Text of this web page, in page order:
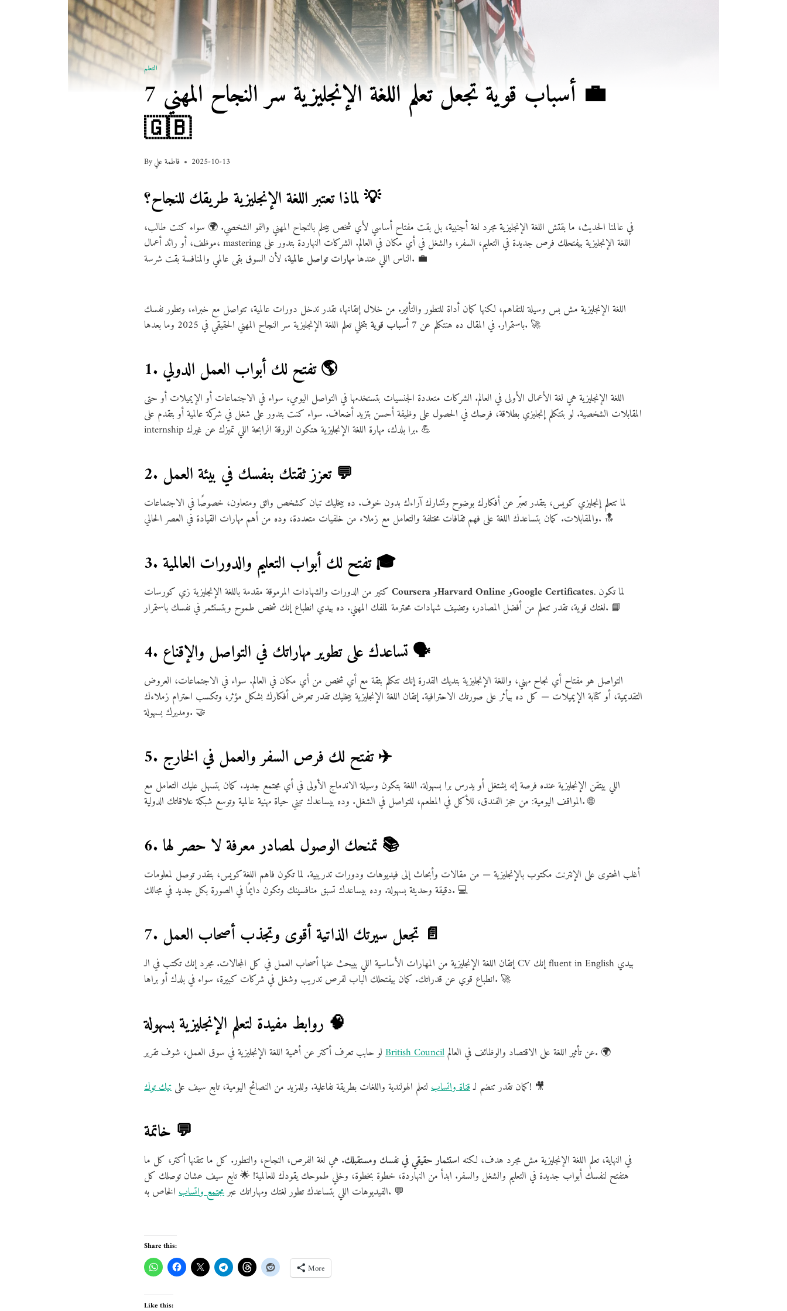
التعلم
7 أسباب قوية تجعل تعلم اللغة الإنجليزية سر النجاح المهني 💼
🇬🇧
Byفاطمة علي 2025-10-13
لماذا تعتبر اللغة الإنجليزية طريقك للنجاح؟ 💡
في عالمنا الحديث، ما بقتش اللغة الإنجليزية مجرد لغة أجنبية، بل بقت مفتاح أساسي لأي شخص بيحلم بالنجاح المهني والنمو الشخصي. 🌍 سواء كنت طالب،
موظف، أو رائد أعمال، mastering اللغة الإنجليزية بيفتحلك فرص جديدة في التعليم، السفر، والشغل في أي مكان في العالم. الشركات النهاردة بتدور على
الناس اللي عندهامهارات تواصل عالمية ، لأن السوق بقى عالمي والمنافسة بقت شرسة. 💼
اللغة الإنجليزية مش بس وسيلة للتفاهم، لكنها كمان أداة للتطور والتأثير. من خلال إتقانها، تقدر تدخل دورات عالمية، تتواصل مع خبراء، وتطور نفسك
باستمرار. في المقال ده هنتكلم عن 7 أسباب قوية بتخلي تعلم اللغة الإنجليزية سر النجاح المهني الحقيقي في 2025 وما بعدها. 🚀
1. تفتح لك أبواب العمل الدولي 🌎
اللغة الإنجليزية هي لغة الأعمال الأولى في العالم. الشركات متعددة الجنسيات بتستخدمها في التواصل اليومي، سواء في الاجتماعات أو الإيميلات أو حتى
المقابلات الشخصية. لو بتتكلم إنجليزي بطلاقة، فرصك في الحصول على وظيفة أحسن بتزيد أضعاف. سواء كنت بتدور على شغل في شركة عالمية أو بتقدم على
internship برا بلدك، مهارة اللغة الإنجليزية هتكون الورقة الرابحة اللي تميزك عن غيرك. 💪
2. تعزز ثقتك بنفسك في بيئة العمل 💬
لما تتعلم إنجليزي كويس، بتقدر تعبّر عن أفكارك بوضوح وتشارك آراءك بدون خوف. ده بيخليك تبان كشخص واثق ومتعاون، خصوصًا في الاجتماعات
والمقابلات. كمان بتساعدك اللغة على فهم ثقافات مختلفة والتعامل مع زملاء من خلفيات متعددة، وده من أهم مهارات القيادة في العصر الحالي. 🔝
3. تفتح لك أبواب التعليم والدورات العالمية 🎓
CourseraوHarvard Online وGoogle Certificates. لما تكون
لغتك قوية، تقدر تتعلم من أفضل المصادر، وتضيف شهادات محترمة لملفك المهني. ده بيدي انطباع إنك شخص طموح وبتستثمر في نفسك باستمرار. 📘
4. تساعدك على تطوير مهاراتك في التواصل والإقناع 🗣️
التواصل هو مفتاح أي نجاح مهني، واللغة الإنجليزية بتديك القدرة إنك تتكلم بثقة مع أي شخص من أي مكان في العالم. سواء في الاجتماعات، العروض
التقديمية، أو كتابة الإيميلات — كل ده بيأثر على صورتك الاحترافية. إتقان اللغة الإنجليزية بيخليك تقدر تعرض أفكارك بشكل مؤثر، وتكسب احترام زملاءك
ومديرك بسهولة. 🤝
5. تفتح لك فرص السفر والعمل في الخارج ✈️
اللي بيتقن الإنجليزية عنده فرصة إنه يشتغل أو يدرس برا بسهولة. اللغة بتكون وسيلة الاندماج الأولى في أي مجتمع جديد. كمان بتسهل عليك التعامل مع
المواقف اليومية: من حجز الفندق، للأكل في المطعم، للتواصل في الشغل. وده بيساعدك تبني حياة مهنية عالمية وتوسع شبكة علاقاتك الدولية. 🌐
6. تمنحك الوصول لمصادر معرفة لا حصر لها 📚
أغلب المحتوى على الإنترنت مكتوب بالإنجليزية — من مقالات وأبحاث إلى فيديوهات ودورات تدريبية. لما تكون فاهم اللغة كويس، بتقدر توصل لمعلومات
دقيقة وحديثة بسهولة. وده بيساعدك تسبق منافسينك وتكون دايمًا في الصورة بكل جديد في مجالك. 💻
7. تجعل سيرتك الذاتية أقوى وتجذب أصحاب العمل 📄
إتقان اللغة الإنجليزية من المهارات الأساسية اللي بيبحث عنها أصحاب العمل في كل المجالات. مجرد إنك تكتب في الـ CV إنك fluent in English بيدي
انطباع قوي عن قدراتك. كمان بيفتحلك الباب لفرص تدريب وشغل في شركات كبيرة، سواء في بلدك أو براها. 🚀
روابط مفيدة لتعلم الإنجليزية بسهولة 🧠
British Council
عن تأثير اللغة على الاقتصاد والوظائف في العالم. 🌍
كمان تقدر تنضم لـقناة واتساب لتعلم الهولندية واللغات بطريقة تفاعلية. وللمزيد من النصائح اليومية، تابع سيف على تيك توك ! 🎥
خاتمة 💬
في النهاية، تعلم اللغة الإنجليزية مش مجرد هدف، لكنه استثمار حقيقي في نفسك ومستقبلك. هي لغة الفرص، النجاح، والتطور. كل ما تتقنها أكتر، كل ما
هتفتح لنفسك أبواب جديدة في التعليم والشغل والسفر. ابدأ من النهاردة، خطوة بخطوة، وخلي طموحك يقودك للعالمية! 🌟 تابع سيف عشان توصلك كل
الفيديوهات اللي بتساعدك تطور لغتك ومهاراتك عبرمجتمع واتساب الخاص به. 💬
Share this:
More
Like this: